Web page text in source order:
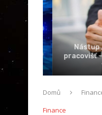
Nástup
pracovišť –
Domů
Finance